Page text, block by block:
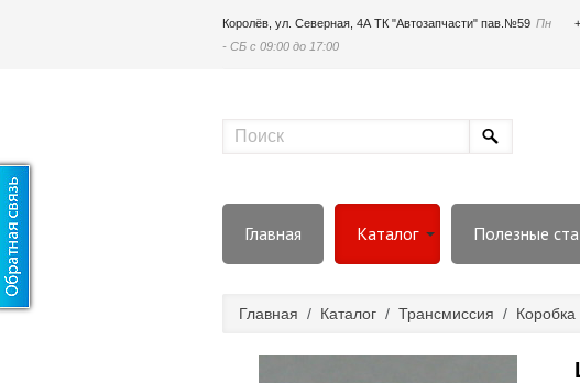
Королёв, ул. Северная, 4А ТК "Автозапчасти" пав.№59 Пн
- СБ с 09:00 до 17:00
Главная Каталог Полезные
Главная / Каталог / Трансмиссия /